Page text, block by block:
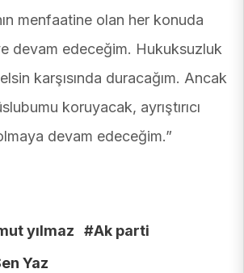
menfaatine olan her konuda
devam edeceğim. Hukuksuzluk
karşısında duracağım. Ancak
koruyacak, ayrıştırıcı
devam edeceğim.”
yılmaz
#Ak parti
Yaz